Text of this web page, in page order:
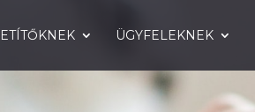
ÜGYFELEKNEK